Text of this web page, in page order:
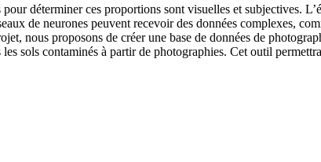
déterminer ces proportions sont visuelles et subjectives.
de neurones peuvent recevoir des données complexes,
nous proposons de créer une base de données de
sols contaminés à partir de photographies. Cet outil